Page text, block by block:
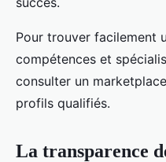
Pour trouver facilement
compétences et
consulter un
profils qualifiés.
La transparence